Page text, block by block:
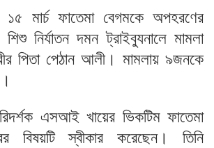
মার্চ ফাতেমা বেগমকে অপহরণের
নির্যাতন দমন ট্রাইব্যুনালে মামলা
পিতা পেঠান আলী। মামলায় ৯জনকে
এসআই খায়ের ভিকটিম ফাতেমা
বিষয়টি স্বীকার করেছেন। তিনি